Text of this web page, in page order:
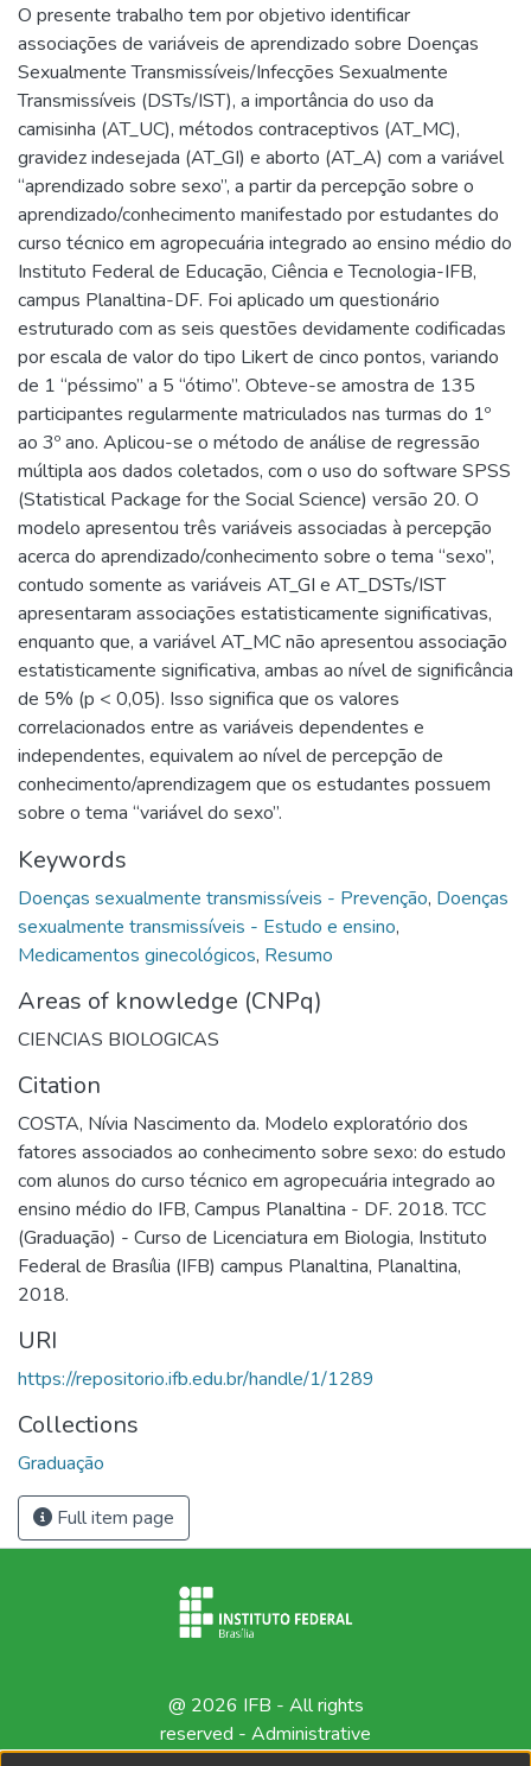
O presente trabalho tem por objetivo identificar
associações de variáveis de aprendizado sobre Doenças
Sexualmente Transmissíveis/Infecções Sexualmente
Transmissíveis (DSTs/IST), a importância do uso da
camisinha (AT_UC), métodos contraceptivos (AT_MC),
gravidez indesejada (AT_GI) e aborto (AT_A) com a variável
“aprendizado sobre sexo”, a partir da percepção sobre o
aprendizado/conhecimento manifestado por estudantes do
curso técnico em agropecuária integrado ao ensino médio do
Instituto Federal de Educação, Ciência e Tecnologia-IFB,
campus Planaltina-DF. Foi aplicado um questionário
estruturado com as seis questões devidamente codificadas
por escala de valor do tipo Likert de cinco pontos, variando
de 1 “péssimo” a 5 “ótimo”. Obteve-se amostra de 135
participantes regularmente matriculados nas turmas do 1º
ao 3º ano. Aplicou-se o método de análise de regressão
múltipla aos dados coletados, com o uso do software SPSS
(Statistical Package for the Social Science) versão 20. O
modelo apresentou três variáveis associadas à percepção
acerca do aprendizado/conhecimento sobre o tema “sexo”,
contudo somente as variáveis AT_GI e AT_DSTs/IST
apresentaram associações estatisticamente significativas,
enquanto que, a variável AT_MC não apresentou associação
estatisticamente significativa, ambas ao nível de significância
de 5% (p < 0,05). Isso significa que os valores
correlacionados entre as variáveis dependentes e
independentes, equivalem ao nível de percepção de
conhecimento/aprendizagem que os estudantes possuem
sobre o tema “variável do sexo”.
Keywords
Doenças sexualmente transmissíveis - Prevenção, Doenças
sexualmente transmissíveis - Estudo e ensino,
Medicamentos ginecológicos, Resumo
Areas of knowledge (CNPq)
CIENCIAS BIOLOGICAS
Citation
COSTA, Nívia Nascimento da. Modelo exploratório dos
fatores associados ao conhecimento sobre sexo: do estudo
com alunos do curso técnico em agropecuária integrado ao
ensino médio do IFB, Campus Planaltina - DF. 2018. TCC
(Graduação) - Curso de Licenciatura em Biologia, Instituto
Federal de Brasília (IFB) campus Planaltina, Planaltina,
2018.
URI
https://repositorio.ifb.edu.br/handle/1/1289
Collections
Graduação
Full item page
@ 2026 IFB - All rights
reserved - Administrative